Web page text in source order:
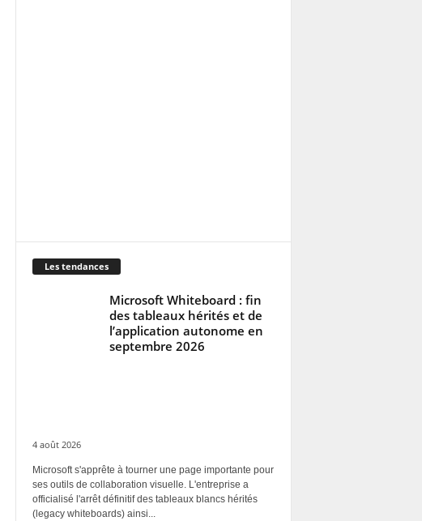
Les tendances
Microsoft Whiteboard : fin
des tableaux hérités et de
l’application autonome en
septembre 2026
4 août 2026
Microsoft s'apprête à tourner une page importante pour
ses outils de collaboration visuelle. L'entreprise a
officialisé l'arrêt définitif des tableaux blancs hérités
(legacy whiteboards) ainsi...